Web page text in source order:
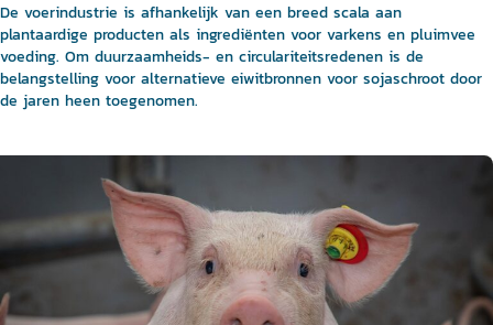
De voerindustrie is afhankelijk van een breed scala aan
plantaardige producten als ingrediënten voor varkens en pluimvee
voeding. Om duurzaamheids- en circulariteitsredenen is de
belangstelling voor alternatieve eiwitbronnen voor sojaschroot door
de jaren heen toegenomen.